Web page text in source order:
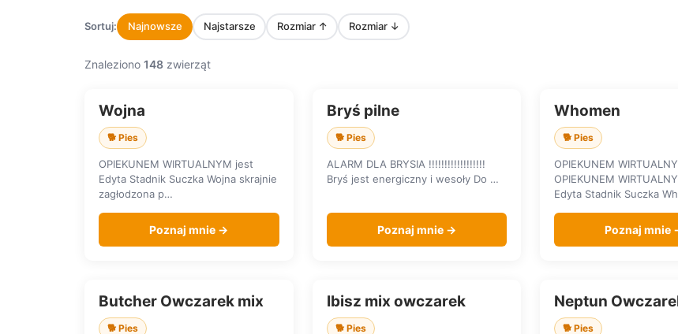
Sortuj: Najnowsze Najstarsze Rozmiar ↑ Rozmiar ↓
Znaleziono 148 zwierząt
SZUKA DOMU
Wojna
🐕 Pies
OPIEKUNEM WIRTUALNYM jest
Edyta Stadnik Suczka Wojna skrajnie
zagłodzona p…
Poznaj mnie →
SZUKA DOMU
Bryś pilne
🐕 Pies
ALARM DLA BRYSIA !!!!!!!!!!!!!!!!!!
Bryś jest energiczny i wesoły Do …
Poznaj mnie →
SZUKA DOMU
Whomen
🐕 Pies
OPIEKUNEM
OPIEKUNEM
Edyta Stadnik Suczka
Poznaj mnie
SZUKA DOMU
Butcher Owczarek mix
🐕 Pies
SZUKA DOMU
Ibisz mix owczarek
🐕 Pies
SZUKA DOMU
Neptun
🐕 Pies